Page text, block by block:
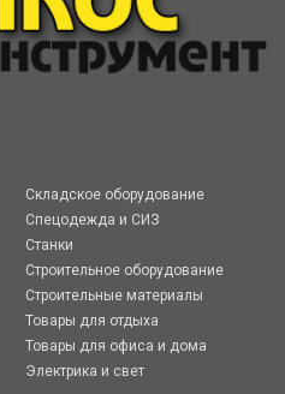
Складское оборудование
Спецодежда и СИЗ
Станки
Строительное оборудование
Строительные материалы
Товары для отдыха
Товары для офиса и дома
Электрика и свет